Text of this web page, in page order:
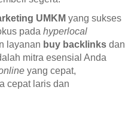
UMKM yang sukses
pada hyperlocal
layanan buy backlinksdan
mitra esensial Anda
yang cepat,
cepat laris dan